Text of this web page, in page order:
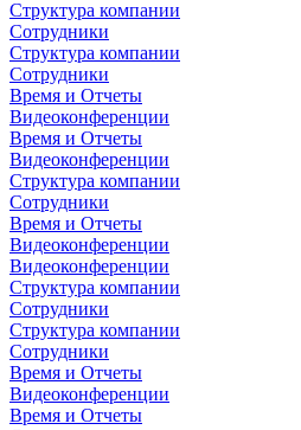
Структура компании
Сотрудники
Структура компании
Сотрудники
Время и Отчеты
Видеоконференции
Время и Отчеты
Видеоконференции
Структура компании
Сотрудники
Время и Отчеты
Видеоконференции
Видеоконференции
Структура компании
Сотрудники
Структура компании
Сотрудники
Время и Отчеты
Видеоконференции
Время и Отчеты